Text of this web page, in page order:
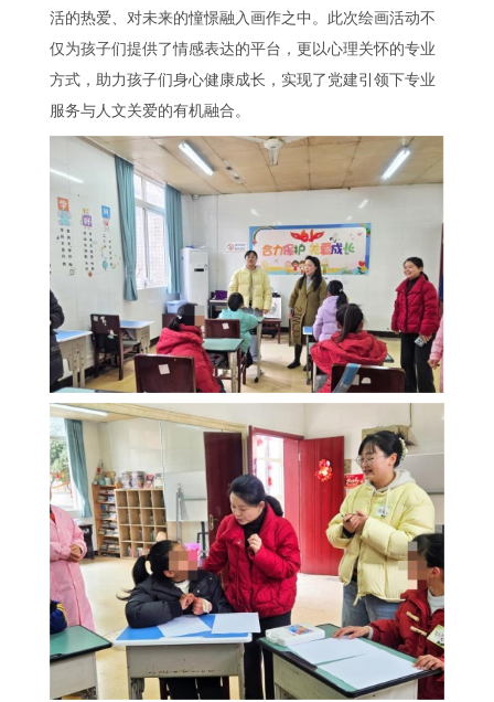
活的热爱、对未来的憧憬融入画作之中。此次绘画活动不
仅为孩子们提供了情感表达的平台，更以心理关怀的专业
方式，助力孩子们身心健康成长，实现了党建引领下专业
服务与人文关爱的有机融合。